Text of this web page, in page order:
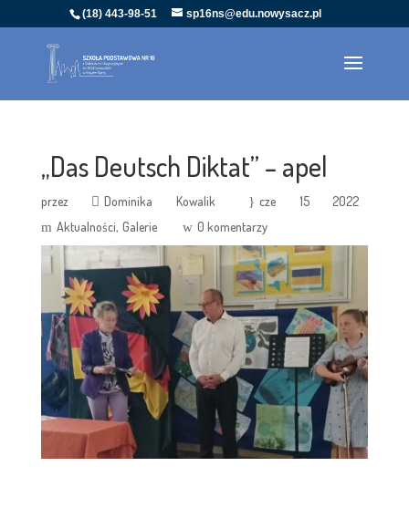
(18) 443-98-51 sp16ns@edu.nowysacz.pl
„Das Deutsch Diktat” – apel
przez Dominika Kowalik
cze 15 2022
Aktualności Galerie 0 komentarzy